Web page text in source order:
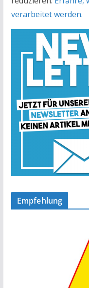
verarbeitet werden.
Empfehlung